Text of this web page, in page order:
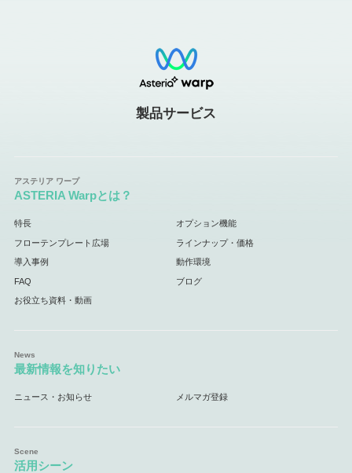
製品サービス
ASTERIA Warpとは？
特長 オプション機能
フローテンプレート広場 ラインナップ・価格
導入事例 動作環境
FAQ ブログ
お役立ち資料・動画
最新情報を知りたい
ニュース・お知らせ メルマガ登録
活用シーン